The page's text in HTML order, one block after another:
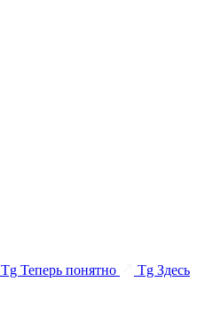
Tg Теперь понятно
Tg Здесь